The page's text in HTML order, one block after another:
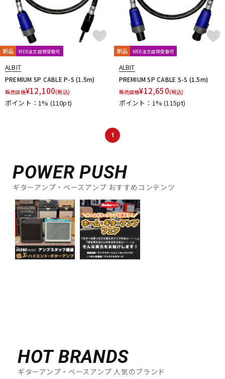
新品 WEB注文店頭受取可
ALBIT
PREMIUM SP CABLE P-S (1.5m)
販売価格¥12,100(税込)
ポイント：1% (110pt)
新品 WEB注文店頭受取可
ALBIT
PREMIUM SP CABLE S-S (1.5m)
販売価格¥12,650(税込)
ポイント：1%(115pt)
1
POWER PUSH
ギターアンプ・ベースアンプ おすすめコンテンツ
HOT BRANDS
ギターアンプ・ベースアンプ 人気のブランド